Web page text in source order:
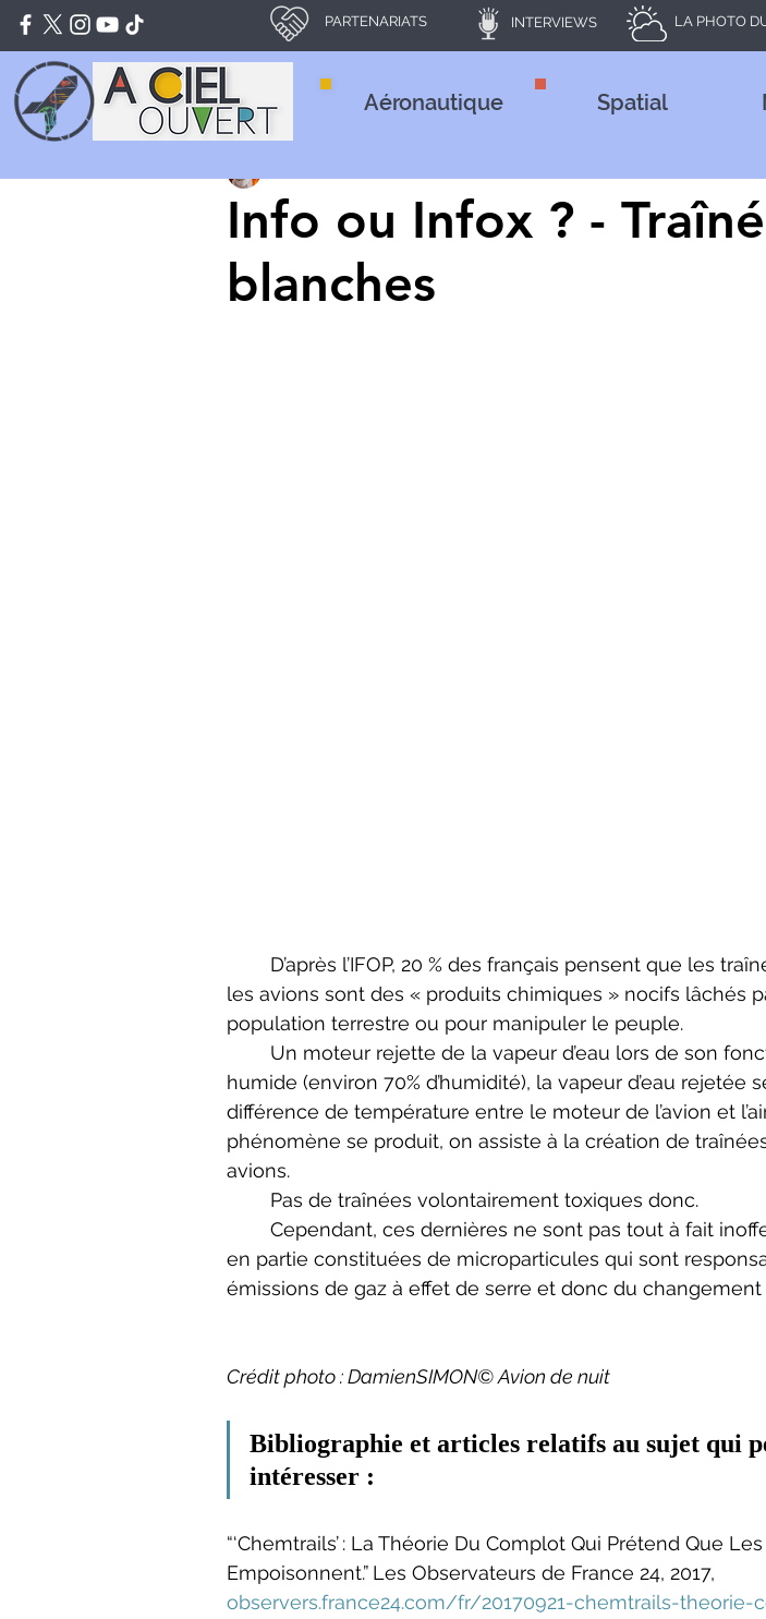
PARTENARIATS INTERVIEWS LA PHOTO
Aéronautique Spatial
Info ou Infox ? -
blanches
les avions sont des « produits chimiques » nocifs lâchés
population terrestre ou pour manipuler le peuple.
humide (environ 70% d’humidité), la vapeur d’eau rejetée
différence de température entre le moteur de l’avion et
phénomène se produit, on assiste à la création de
avions.
	Pas de traînées volontairement toxiques donc.
en partie constituées de microparticules qui sont
émissions de gaz à effet de serre et donc du
Crédit photo : DamienSIMON© Avion de nuit
Bibliographie et articles relatifs au sujet qui
intéresser :
“‘Chemtrails’ : La Théorie Du Complot Qui Prétend Que
Empoisonnent.” Les Observateurs de France 24, 2017,
observers.france24.com/fr/20170921-chemtrails-